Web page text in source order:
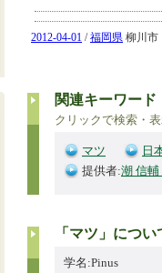
2012-04-01 /福岡県 柳川市
関連キーワード
クリックで検索・
マツ
日
提供者:潮 信
「マツ」につい
学名:Pinus